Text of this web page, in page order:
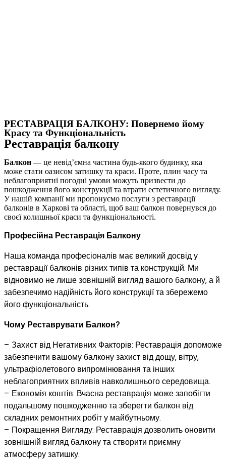
РЕСТАВРАЦІЯ БАЛКОНУ: Повернемо йому
Красу та Функціональність
Реставрація балкону
Балкон — це невід’ємна частина будь-якого будинку, яка
може стати оазисом затишку та краси. Проте, плин часу та
неблагоприятні погодні умови можуть призвести до
пошкодження його конструкції та втрати естетичного вигляду.
У нашій компанії ми пропонуємо послуги з реставрації
балконів в Харкові та області, щоб ваш балкон повернувся до
своєї колишньої краси та функціональності.
Професійна Реставрація Балкону
Наша команда професіоналів має великий досвід у
реставрації балконів різних типів та конструкцій. Ми
відновимо не лише зовнішній вигляд вашого балкону, а й
забезпечимо надійність його конструкції та збережемо
його функціональність.
Чому Реставрувати Балкон?
– Захист від Негативних Факторів: Реставрація допоможе
забезпечити вашому балкону захист від дощу, вітру,
ультрафіолетового випромінювання та інших
неблагоприятних впливів навколишнього середовища.
– Економія коштів: Вчасна реставрація може запобігти
подальшому пошкодженню та зберегти балкон від
складних ремонтних робіт у майбутньому.
– Покращення Вигляду: Реставрація дозволить оновити
зовнішній вигляд балкону та створити приємну
атмосферу затишку.